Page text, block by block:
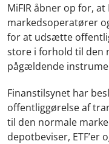
MiFIR åbner op for,
markedsoperatører
for at udsætte
store i forhold til den
pågældende
Finanstilsynet har
offentliggørelse af
til den normale
depotbeviser, ETF’er